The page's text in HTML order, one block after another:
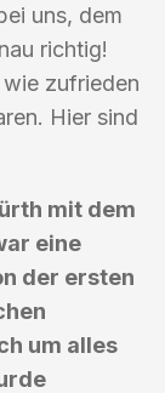
uns, dem
richtig!
zufrieden
Hier sind
mit dem
eine
der ersten
um alles